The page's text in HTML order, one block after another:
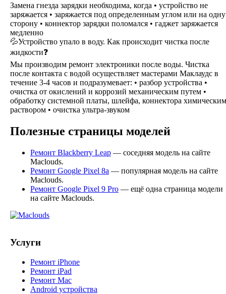
Замена гнезда зарядки необходима, когда • устройство не
заряжается • заряжается под определенным углом или на одну
сторону • коннектор зарядки поломался • гаджет заряжается
медленно
💦Устройство упало в воду. Как происходит чистка после
жидкости❓
Мы производим ремонт электроники после воды. Чистка
после контакта с водой осуществляет мастерами Маклаудс в
течение 3-4 часов и подразумевает: • разбор устройства •
очистка от окислений и коррозий механическим путем •
обработку системной платы, шлейфа, коннектора химическим
раствором • очистка ультра-звуком
Полезные страницы моделей
Ремонт Blackberry Leap — соседняя модель на сайте
Maclouds.
Ремонт Google Pixel 8a — популярная модель на сайте
Maclouds.
Ремонт Google Pixel 9 Pro — ещё одна страница модели
на сайте Maclouds.
Услуги
Ремонт iPhone
Ремонт iPad
Ремонт Mac
Android устройства